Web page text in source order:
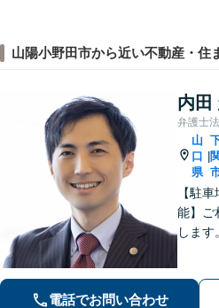
山陽小野田市から近い不動産・住
内田
弁護士
山
口
県
【駐
能】ご
します
電話でお問い合わせ